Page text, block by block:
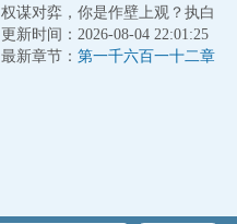
权谋对弈，你是作壁上观？执白
子？抑或执黑子？...
更新时间：2026-08-04 22:01:25
最新章节： 第一千六百一十二章